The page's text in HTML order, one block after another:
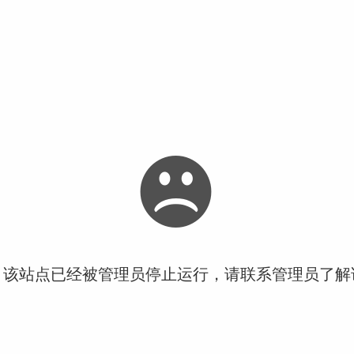
站点已经被管理员停止运行，请联系管理员了